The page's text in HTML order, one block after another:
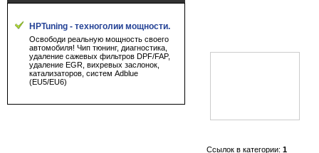
HPTuning - техноголии мощности.
Освободи реальную мощность своего
автомобиля! Чип тюнинг, диагностика,
удаление сажевых фильтров DPF/FAP,
удаление EGR, вихревых заслонок,
катализаторов, систем Adblue
(EU5/EU6)
Ссылок в категории: 1